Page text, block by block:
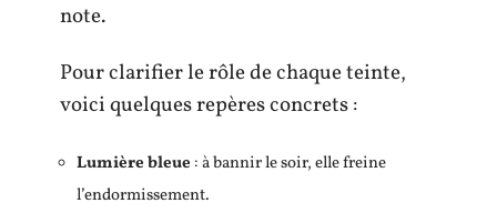
note.
Pour clarifier le rôle de chaque teinte,
voici quelques repères concrets :
Lumière bleue : à bannir le soir, elle freine
l’endormissement.